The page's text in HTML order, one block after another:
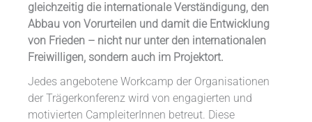
gleichzeitig die internationale Verständigung, den
Abbau von Vorurteilen und damit die Entwicklung
von Frieden – nicht nur unter den internationalen
Freiwilligen, sondern auch im Projektort.
Jedes angebotene Workcamp der Organisationen
der Trägerkonferenz wird von engagierten und
motivierten CampleiterInnen betreut. Diese